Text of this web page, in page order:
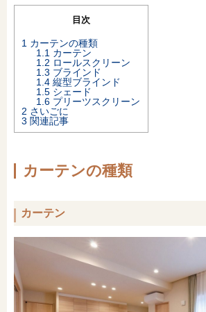
土地情報
目次
1 カーテンの種類
1.1 カーテン
1.2 ロールスクリーン
1.3 ブラインド
1.4 縦型ブラインド
1.5 シェード
1.6 プリーツスクリーン
2 さいごに
3 関連記事
カーテンの種類
カーテン